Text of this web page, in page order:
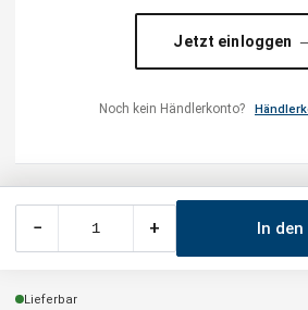
Jetzt einloggen
Noch kein Händlerkonto?
− + In
Lieferbar